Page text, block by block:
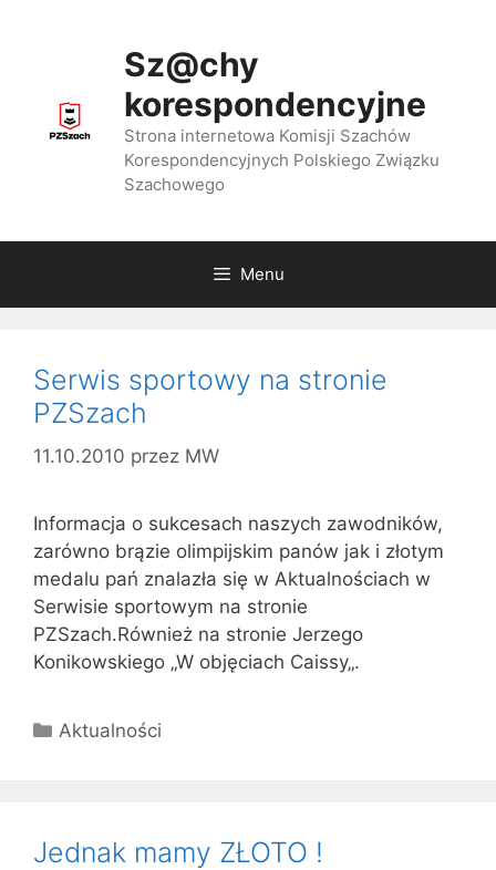
Sz@chy
korespondencyjne
Strona internetowa Komisji Szachów
Korespondencyjnych Polskiego Związku
Szachowego
Menu
Serwis sportowy na stronie
PZSzach
11.10.2010 przez MW
Informacja o sukcesach naszych zawodników,
zarówno brązie olimpijskim panów jak i złotym
medalu pań znalazła się w Aktualnościach w
Serwisie sportowym na stronie
PZSzach.Również na stronie Jerzego
Konikowskiego „W objęciach Caissy„.
Kategorie
Aktualności
Jednak mamy ZŁOTO !